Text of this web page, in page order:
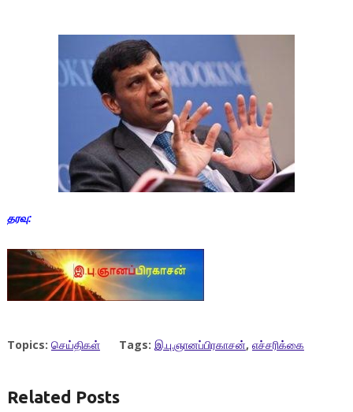
தரவு:
Topics: செய்திகள் Tags: இ.பு.ஞானப்பிரகாசன், எச்சரிக்கை
Related Posts